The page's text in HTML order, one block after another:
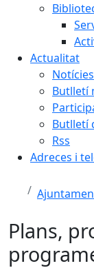
Actualitat
Notícies
Butlletí
Butlletí
Rss
Adreces i
Plans,